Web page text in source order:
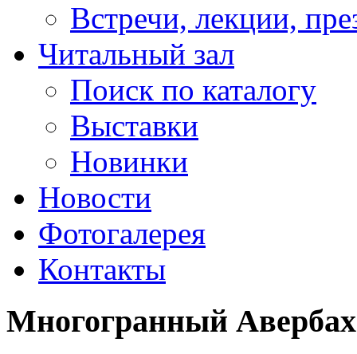
Встречи, лекции,
Читальный зал
Поиск по каталогу
Выставки
Новинки
Новости
Фотогалерея
Контакты
Многогранный Авербах